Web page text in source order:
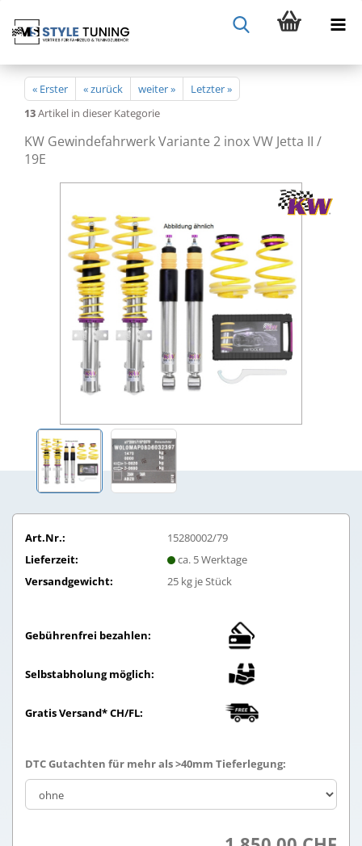
« Erster « zurück weiter »
Letzter »
13Artikel in dieser Kategorie
KW Gewindefahrwerk Variante 2 inox VW Jetta II /
19E
Art.Nr.:
15280002/79
Lieferzeit:
ca. 5 Werktage
Versandgewicht:
25kg je Stück
Gebührenfrei bezahlen:
Selbstabholung möglich:
Gratis Versand* CH/FL:
DTC Gutachten für mehr als >40mm Tieferlegung: